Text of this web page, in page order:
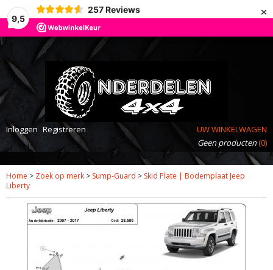
9,5
257 Reviews ×
Inloggen Registreren
UW WINKELWAGEN
Geen producten(0)
Home > Zoek op merk > Sump-Guard > Skid Plate | Bodemplaat Jeep
Liberty